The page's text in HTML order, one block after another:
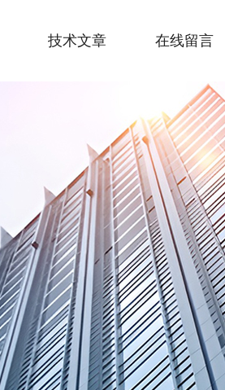
技术文章 在线留言